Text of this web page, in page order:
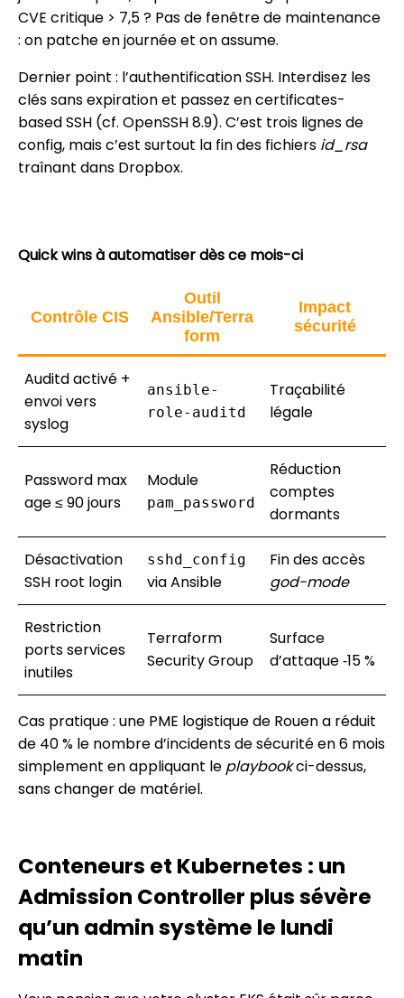
CVE critique > 7,5 ? Pas de fenêtre de maintenance
: on patche en journée et on assume.
Dernier point : l’authentification SSH. Interdisez les
clés sans expiration et passez en certificates-
based SSH (cf. OpenSSH 8.9). C’est trois lignes de
config, mais c’est surtout la fin des fichiers id_rsa
traînant dans Dropbox.
Quick wins à automatiser dès ce mois-ci
Contrôle CIS
Outil
Ansible/Terra
form
Impact
sécurité
Auditd activé +
envoi vers
syslog
ansible-
role-auditd
Traçabilité
légale
Password max
age ≤ 90 jours
Module
pam_password
Réduction
comptes
dormants
Désactivation
SSH root login
sshd_config
via Ansible
Fin des accès
god-mode
Restriction
ports services
inutiles
Terraform
Security Group
Surface
d’attaque ‑15 %
Cas pratique : une PME logistique de Rouen a réduit
de 40 % le nombre d’incidents de sécurité en 6 mois
simplement en appliquant le playbookci-dessus,
sans changer de matériel.
Conteneurs et Kubernetes : un
Admission Controller plus sévère
qu’un admin système le lundi
matin